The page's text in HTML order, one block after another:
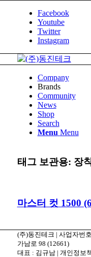
Facebook
Youtube
Twitter
Instagram
Company
Brands
Community
News
Shop
Search
Menu Menu
태그 보관용: 장
마스터 컷 1500
(주)동진테크 | 사업자번
가남로 98 (12661)
대표 : 김규남 | 개인정보